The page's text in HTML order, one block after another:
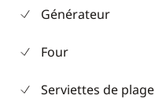
Générateur
Four
Serviettes de plage